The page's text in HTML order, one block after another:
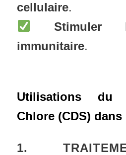
cellulaire.
Stimuler
immunitaire.
Utilisations du
Chlore (CDS) dans
1.